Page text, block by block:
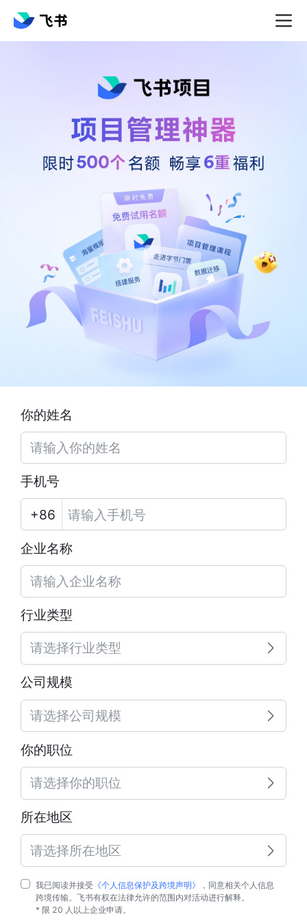
你的姓名
手机号
企业名称
行业类型
请选择行业类型
公司规模
请选择公司规模
你的职位
请选择你的职位
所在地区
请选择所在地区
我已阅读并接受 《个人信息保护及跨境声明》
，同意相关个人信息
跨境传输。飞书有权在法律允许的范围内对活动进行解释。
* 限 20 人以上企业申请。